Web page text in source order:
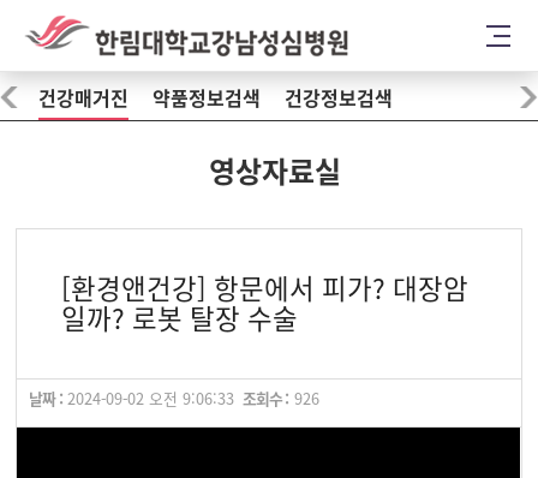
건강매거진 약품정보검색 건강정보검색
영상자료실
[환경앤건강] 항문에서 피가? 대장암
일까? 로봇 탈장 수술
날짜 : 2024-09-02 오전 9:06:33 조회수 : 926